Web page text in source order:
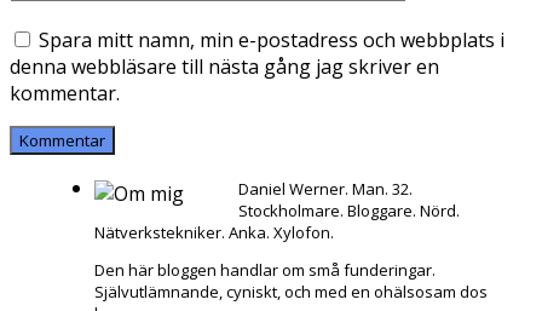
Spara mitt namn, min e-postadress och webbplats i
denna webbläsare till nästa gång jag skriver en
kommentar.
Daniel Werner. Man. 32.
Stockholmare. Bloggare. Nörd.
Nätverkstekniker. Anka. Xylofon.
Den här bloggen handlar om små funderingar.
Självutlämnande, cyniskt, och med en ohälsosam dos